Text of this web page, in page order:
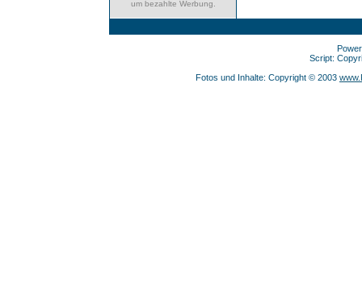
um bezahlte Werbung.
Script:
Fotos und Inhalte: Copyright © 2003